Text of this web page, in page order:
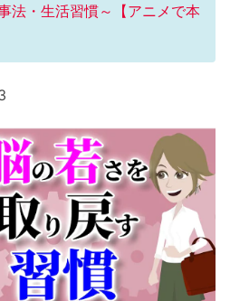
法・生活習慣～【アニメで本